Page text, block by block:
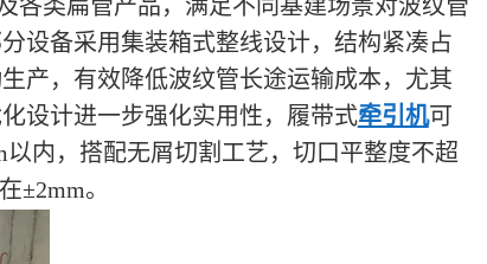
各类扁管产品，满足不同基建场景对波纹管
设备采用集装箱式整线设计，结构紧凑占
产，有效降低波纹管长途运输成本，尤其
设计进一步强化实用性，履带式牵引机可
内，搭配无屑切割工艺，切口平整度不超
±2mm。